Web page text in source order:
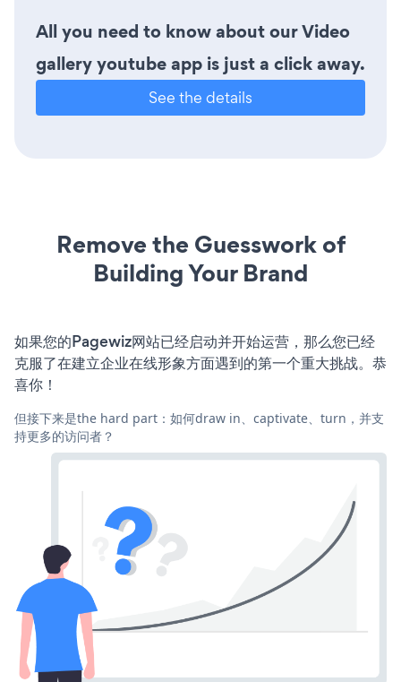
All you need to know about our Video
gallery youtube app is just a click away.
See the details
Remove the Guesswork of
Building Your Brand
如果您的Pagewiz网站已经启动并开始运营，那么您已经
克服了在建立企业在线形象方面遇到的第一个重大挑战。恭
喜你！
但接下来是the hard part：如何draw in、captivate、turn，并支
持更多的访问者？